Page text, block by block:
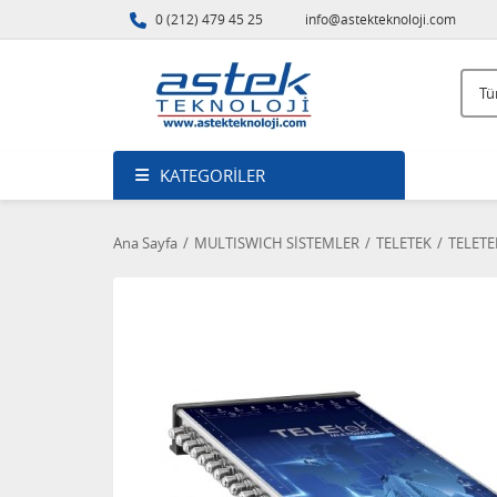
0 (212) 479 45 25 info@astekteknoloji.com
KATEGORILER
Ana Sayfa MULTISWICH SİSTEMLER TELETEK